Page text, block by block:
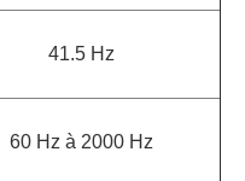
41.5 Hz
60 Hz à 2000 Hz